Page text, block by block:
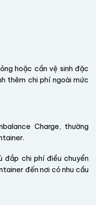
hoặc cần vệ sinh đặc
thêm chi phí ngoài mức
Charge, thường
đắp chi phí điều chuyển
đến nơi có nhu cầu